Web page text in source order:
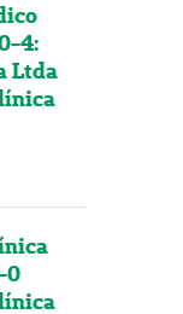
4:
Ltda
0